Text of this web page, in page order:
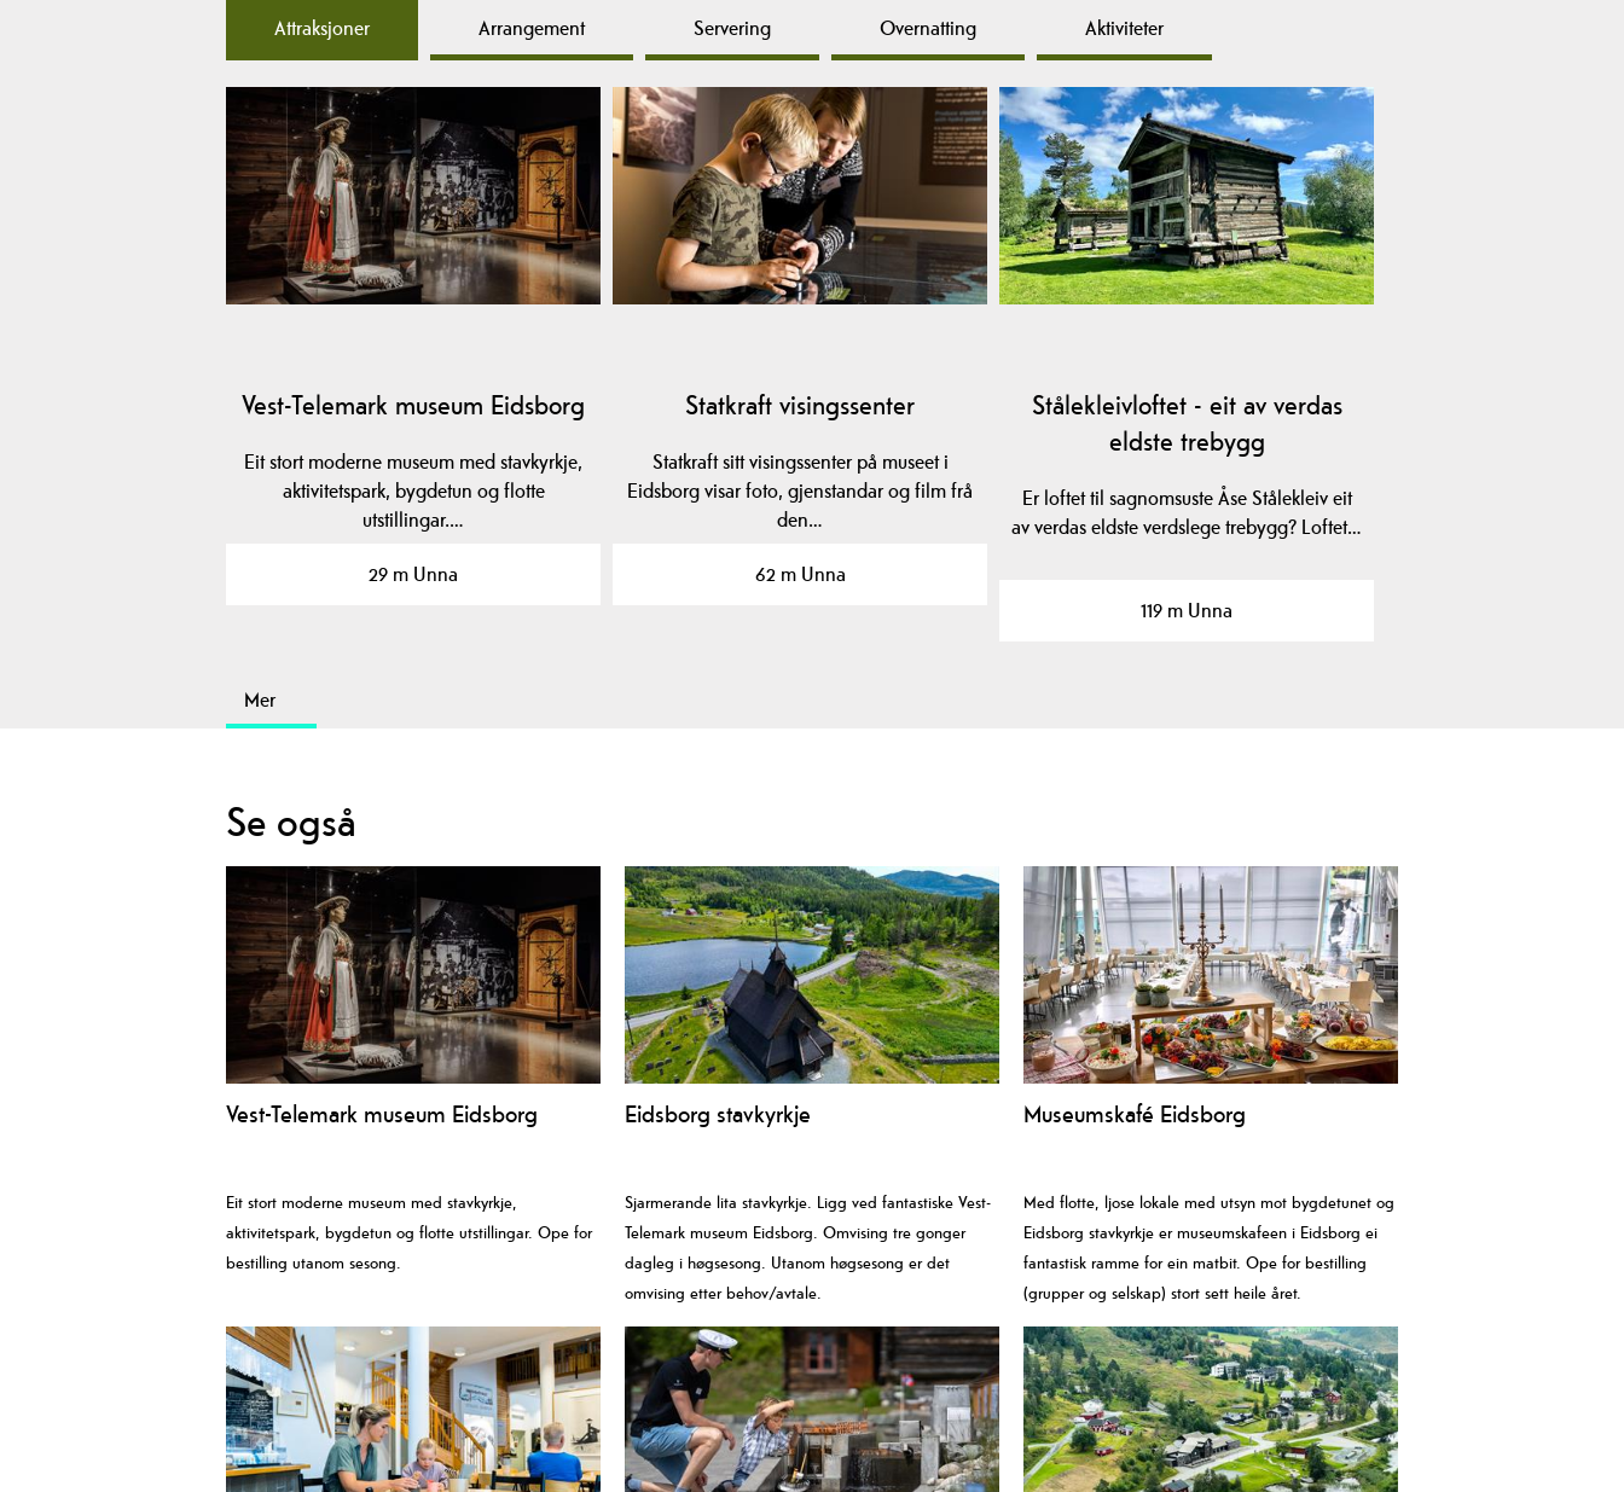
Attraksjoner Arrangement Servering Overnatting Aktiviteter
Vest-Telemark museum Eidsborg
Eit stort moderne museum med stavkyrkje,
aktivitetspark, bygdetun og flotte
utstillingar.…
29 m Unna
Statkraft visingssenter
Statkraft sitt visingssenter på museet i
Eidsborg visar foto, gjenstandar og film frå
den…
62 m Unna
Stålekleivloftet - eit av verdas
eldste trebygg
Er loftet til sagnomsuste Åse Stålekleiv eit
av verdas eldste verdslege trebygg? Loftet…
119 m Unna
Mer
Se også
Vest-Telemark museum Eidsborg
Eit stort moderne museum med stavkyrkje,
aktivitetspark, bygdetun og flotte utstillingar. Ope for
bestilling utanom sesong.
Eidsborg stavkyrkje
Sjarmerande lita stavkyrkje. Ligg ved fantastiske Vest-
Telemark museum Eidsborg. Omvising tre gonger
dagleg i høgsesong. Utanom høgsesong er det
omvising etter behov/avtale.
Museumskafé Eidsborg
Med flotte, ljose lokale med utsyn mot bygdetunet og
Eidsborg stavkyrkje er museumskafeen i Eidsborg ei
fantastisk ramme for ein matbit. Ope for bestilling
(grupper og selskap) stort sett heile året.